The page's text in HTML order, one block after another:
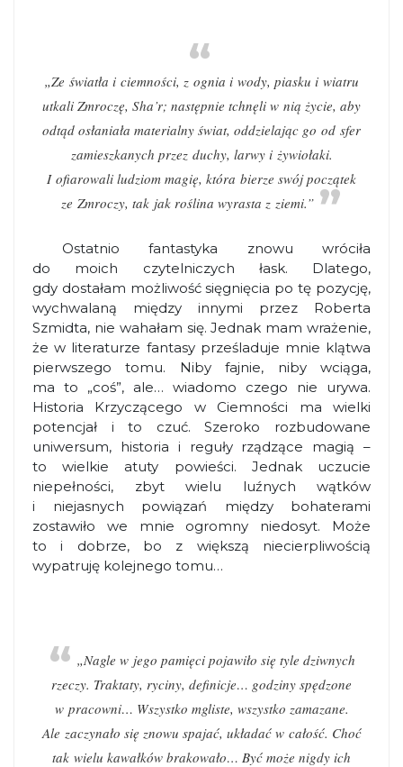
„Ze światła i ciemności, z ognia i wody, piasku i wiatru
utkali Zmroczę, Sha’r; następnie tchnęli w nią życie, aby
odtąd osłaniała materialny świat, oddzielając go od sfer
zamieszkanych przez duchy, larwy i żywiołaki.
I ofiarowali ludziom magię, która bierze swój początek
ze Zmroczy, tak jak roślina wyrasta z ziemi.”
Ostatnio fantastyka znowu wróciła
do moich czytelniczych łask. Dlatego,
gdy dostałam możliwość sięgnięcia po tę pozycję,
wychwalaną między innymi przez Roberta
Szmidta, nie wahałam się. Jednak mam wrażenie,
że w literaturze fantasy prześladuje mnie klątwa
pierwszego tomu. Niby fajnie, niby wciąga,
ma to „coś”, ale… wiadomo czego nie urywa.
Historia Krzyczącego w Ciemności ma wielki
potencjał i to czuć. Szeroko rozbudowane
uniwersum, historia i reguły rządzące magią –
to wielkie atuty powieści. Jednak uczucie
niepełności, zbyt wielu luźnych wątków
i niejasnych powiązań między bohaterami
zostawiło we mnie ogromny niedosyt. Może
to i dobrze, bo z większą niecierpliwością
wypatruję kolejnego tomu…
„Nagle w jego pamięci pojawiło się tyle dziwnych
rzeczy. Traktaty, ryciny, definicje… godziny spędzone
w pracowni… Wszystko mgliste, wszystko zamazane.
Ale zaczynało się znowu spajać, układać w całość. Choć
tak wielu kawałków brakowało… Być może nigdy ich